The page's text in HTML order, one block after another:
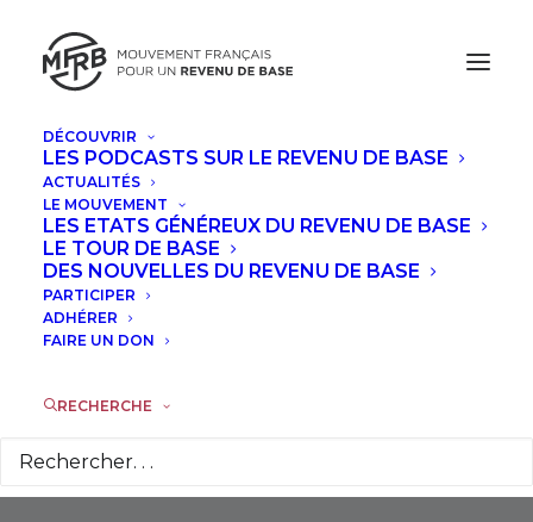
DÉCOUVRIR
LES PODCASTS SUR LE REVENU DE BASE
ACTUALITÉS
LE MOUVEMENT
LES ETATS GÉNÉREUX DU REVENU DE BASE
LE TOUR DE BASE
DES NOUVELLES DU REVENU DE BASE
PARTICIPER
ADHÉRER
FAIRE UN DON
RECHERCHE